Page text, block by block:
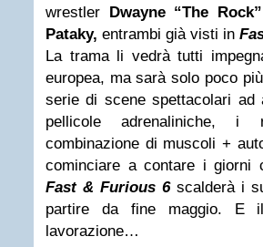
wrestler Dwayne “The
Pataky, entrambi già visti in
La trama li vedrà tutti
europea, ma sarà solo poco
serie di scene spettacolari
pellicole adrenaliniche,
combinazione di muscoli +
cominciare a contare i giorni
Fast & Furious 6scalderà i
partire da fine maggio. E
lavorazione…